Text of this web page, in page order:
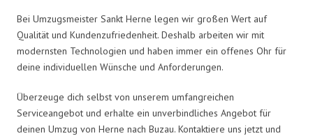
Bei Umzugsmeister Sankt Herne legen wir großen Wert auf
Qualität und Kundenzufriedenheit. Deshalb arbeiten wir mit
modernsten Technologien und haben immer ein offenes Ohr für
deine individuellen Wünsche und Anforderungen.
Überzeuge dich selbst von unserem umfangreichen
Serviceangebot und erhalte ein unverbindliches Angebot für
deinen Umzug von Herne nach Buzau. Kontaktiere uns jetzt und